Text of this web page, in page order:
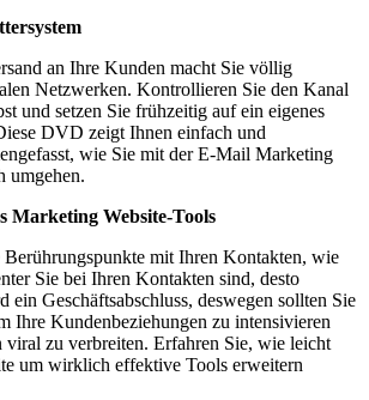
an Ihre Kunden macht Sie völlig
Netzwerken. Kontrollieren Sie den Kanal
und setzen Sie frühzeitig auf ein eigenes
DVD zeigt Ihnen einfach und
wie Sie mit der E-Mail Marketing
umgehen.
Marketing Website-Tools
Berührungspunkte mit Ihren Kontakten, wie
Sie bei Ihren Kontakten sind, desto
ein Geschäftsabschluss, deswegen sollten Sie
Ihre Kundenbeziehungen zu intensivieren
viral zu verbreiten. Erfahren Sie, wie leicht
um wirklich effektive Tools erweitern